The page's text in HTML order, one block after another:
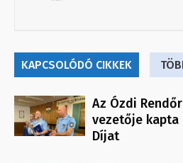
KAPCSOLÓDÓ CIKKEK
Az Ózdi
vezetője kapta
Díjat